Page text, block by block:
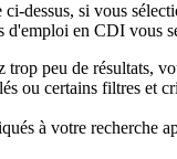
ci-dessus, si vous
d'emploi en CDI vous
trop peu de résultats,
ou certains filtres et
à votre recherche